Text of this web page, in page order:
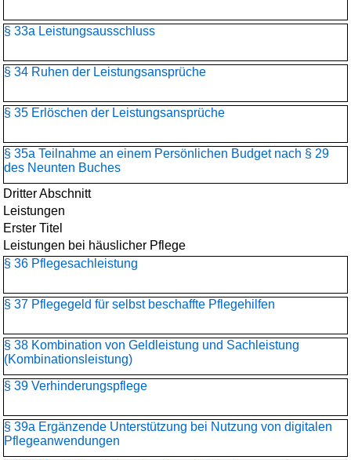
§ 33a Leistungsausschluss
§ 34 Ruhen der Leistungsansprüche
§ 35 Erlöschen der Leistungsansprüche
§ 35a Teilnahme an einem Persönlichen Budget nach § 29
des Neunten Buches
Dritter Abschnitt
Leistungen
Erster Titel
Leistungen bei häuslicher Pflege
§ 36 Pflegesachleistung
§ 37 Pflegegeld für selbst beschaffte Pflegehilfen
§ 38 Kombination von Geldleistung und Sachleistung
(Kombinationsleistung)
§ 39 Verhinderungspflege
§ 39a Ergänzende Unterstützung bei Nutzung von digitalen
Pflegeanwendungen